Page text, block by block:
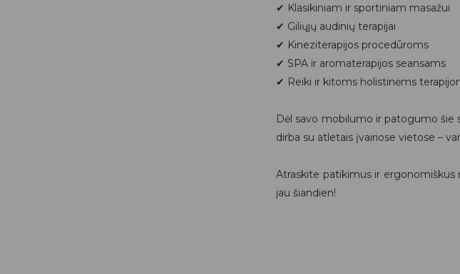
✔ Klasikiniam ir sportiniam masažui
✔ Giliųjų audinių terapijai
✔ Kineziterapijos procedūroms
✔ SPA ir aromaterapijos seansams
✔ Reiki ir kitoms holistinėms
Dėl savo mobilumo ir patogumo šie
dirba su atletais įvairiose vietose –
Atraskite patikimus ir ergonomiškus
jau šiandien!